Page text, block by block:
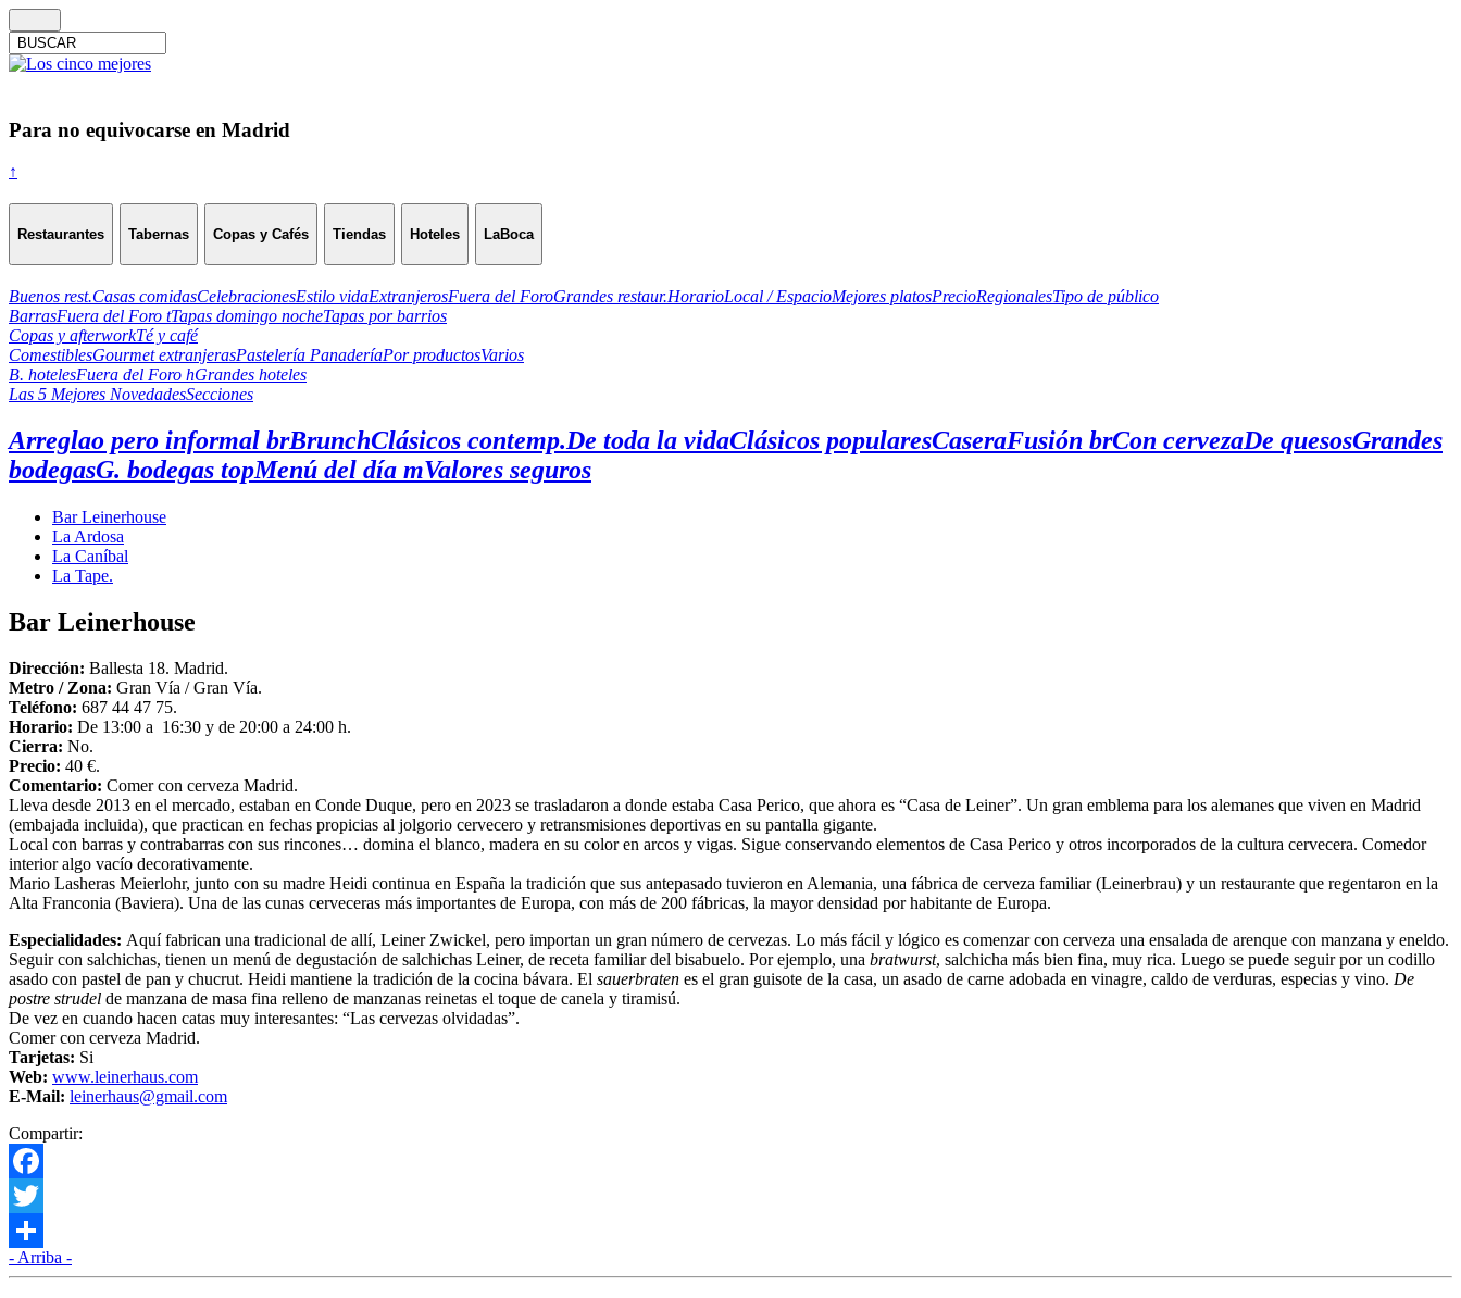
Para no equivocarse en Madrid
↑
Restaurantes Tabernas Copas y Cafés Tiendas Hoteles LaBoca
Buenos rest.Casas comidasCelebracionesEstilo vidaExtranjerosFuera del ForoGrandes restaur.HorarioLocal / EspacioMejores platosPrecioRegionalesTipo de público
BarrasFuera del Foro tTapas domingo nocheTapas por barrios
Copas y afterworkTé y café
ComestiblesGourmet extranjerasPastelería PanaderíaPor productosVarios
B. hotelesFuera del Foro hGrandes hoteles
Las 5 Mejores NovedadesSecciones
Arreglao pero informal brBrunchClásicos contemp.De toda la vidaClásicos popularesCaseraFusión brCon cervezaDe quesosGrandes
bodegasG. bodegas topMenú del día mValores seguros
Bar Leinerhouse
La Ardosa
La Caníbal
La Tape.
Bar Leinerhouse
Dirección: Ballesta 18. Madrid.
Metro / Zona: Gran Vía / Gran Vía.
Teléfono: 687 44 47 75.
Horario: De 13:00 a 16:30 y de 20:00 a 24:00 h.
Cierra: No.
Precio: 40 €.
Comentario: Comer con cerveza Madrid.
Lleva desde 2013 en el mercado, estaban en Conde Duque, pero en 2023 se trasladaron a donde estaba Casa Perico, que ahora es “Casa de Leiner”. Un gran emblema para los alemanes que viven en Madrid
(embajada incluida), que practican en fechas propicias al jolgorio cervecero y retransmisiones deportivas en su pantalla gigante.
Local con barras y contrabarras con sus rincones… domina el blanco, madera en su color en arcos y vigas. Sigue conservando elementos de Casa Perico y otros incorporados de la cultura cervecera. Comedor
interior algo vacío decorativamente.
Mario Lasheras Meierlohr, junto con su madre Heidi continua en España la tradición que sus antepasado tuvieron en Alemania, una fábrica de cerveza familiar (Leinerbrau) y un restaurante que regentaron en la
Alta Franconia (Baviera). Una de las cunas cerveceras más importantes de Europa, con más de 200 fábricas, la mayor densidad por habitante de Europa.
Especialidades: Aquí fabrican una tradicional de allí, Leiner Zwickel, pero importan un gran número de cervezas. Lo más fácil y lógico es comenzar con cerveza una ensalada de arenque con manzana y eneldo.
Seguir con salchichas, tienen un menú de degustación de salchichas Leiner, de receta familiar del bisabuelo. Por ejemplo, una bratwurst, salchicha más bien fina, muy rica. Luego se puede seguir por un codillo
asado con pastel de pan y chucrut. Heidi mantiene la tradición de la cocina bávara. El sauerbraten es el gran guisote de la casa, un asado de carne adobada en vinagre, caldo de verduras, especias y vino. De
postre strudel de manzana de masa fina relleno de manzanas reinetas el toque de canela y tiramisú.
De vez en cuando hacen catas muy interesantes: “Las cervezas olvidadas”.
Comer con cerveza Madrid.
Tarjetas: Si
Web: www.leinerhaus.com
E-Mail: leinerhaus@gmail.com
Compartir:
Facebook
Twitter
Compartir
- Arriba -